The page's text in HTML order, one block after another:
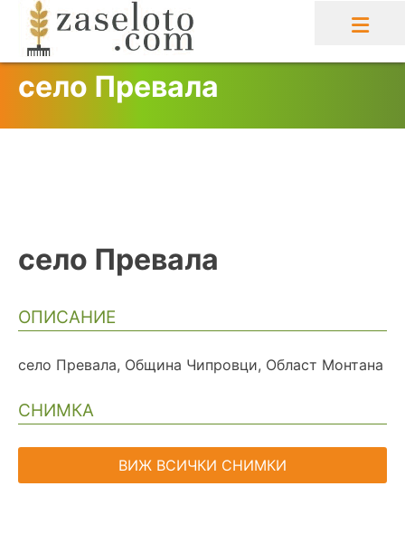
content
село Превала
село Превала
ОПИСАНИЕ
село Превала, Община Чипровци, Област Монтана
СНИМКА
ВИЖ ВСИЧКИ СНИМКИ